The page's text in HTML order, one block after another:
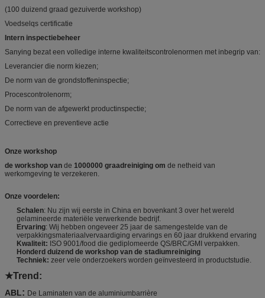
(100 duizend graad gezuiverde workshop)
Voedselqs certificatie
Intern inspectiebeheer
Sanying bezat een volledige interne kwaliteitscontrolenormen met inbegrip van:
Leverancier die norm kiezen;
De norm van de grondstoffeninspectie;
Procescontrolenorm;
De norm van de afgewerkt productinspectie;
Correctieve en preventieve actie
Onze workshop
de workshop van de 1000000 graadreiniging om de netheid van
werkomgeving te verzekeren.
Onze voordelen:
Schalen: Nu zijn wij eerste in China en bovenkant 3 over het wereld
gelamineerde materiële verwerkende bedrijf.
Ervaring: Wij hebben ongeveer 25 jaar de samengestelde van de
verpakkingsmateriaalvervaardiging ervarings en 60 jaar drukkend ervaring
Kwaliteit: ISO 9001/food die gediplomeerde QS/BRC/GMI verpakken.
Honderd duizend de workshop van de stadiumreiniging
Techniek: zeer vele onderzoekers worden geïnvesteerd in productstudie.
★Trend :
ABL: De Laminaten van de aluminiumbarrière